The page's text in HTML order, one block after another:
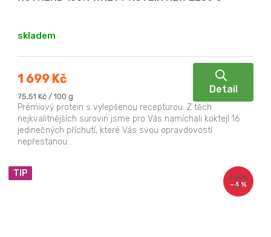
skladem
1 699 Kč
Měrná
cena:
75,51 Kč / 100 g
Detail
Prémiový protein s vylepšenou recepturou. Z těch
nejkvalitnějších surovin jsme pro Vás namíchali koktejl 16
jedinečných příchutí, které Vás svou opravdovostí
nepřestanou...
TIP
1 890
Kč
–4 %